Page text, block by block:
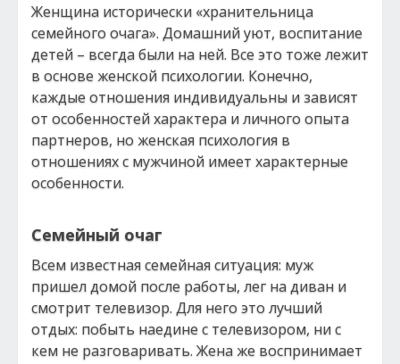
Женщина исторически «хранительница
семейного очага». Домашний уют, воспитание
детей – всегда были на ней. Все это тоже лежит
в основе женской психологии. Конечно,
каждые отношения индивидуальны и зависят
от особенностей характера и личного опыта
партнеров, но женская психология в
отношениях с мужчиной имеет характерные
особенности.
Семейный очаг
Всем известная семейная ситуация: муж
пришел домой после работы, лег на диван и
смотрит телевизор. Для него это лучший
отдых: побыть наедине с телевизором, ни с
кем не разговаривать. Жена же воспринимает